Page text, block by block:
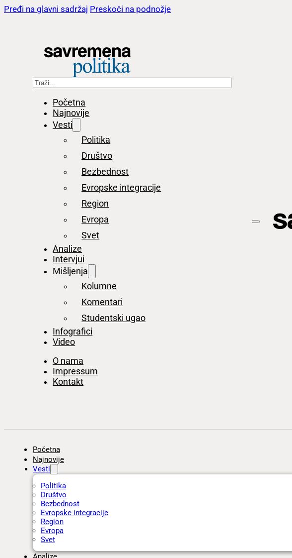
Pređi na glavni sadržaj Preskoči na podnožje
Pretraga
Početna
Najnovije
Vesti
Politika
Društvo
Bezbednost
Evropske integracije
Region
Evropa
Svet
Analize
Intervjui
Mišljenja
Kolumne
Komentari
Studentski ugao
Infografici
Video
O nama
Impressum
Kontakt
Početna
Najnovije
Vesti
Politika
Društvo
Bezbednost
Evropske integracije
Region
Evropa
Svet